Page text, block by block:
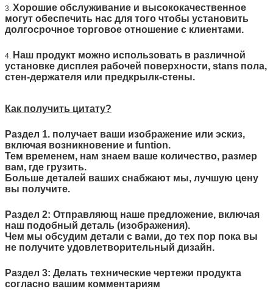
3. Хорошие обслуживание и высококачественное
могут обеспечить нас для того чтобы установить
долгосрочное торговое отношение с клиентами.
4. Наш продукт можно использовать в различной
установке дисплея рабочей поверхности, stans пола,
стен-держателя или предкрылк-стены.
Как получить цитату?
Раздел 1. получает ваши изображение или эскиз,
включая возникновение и funtion.
Тем временем, нам знаем ваше количество, размер
вам, где грузить.
Больше деталей ваших снабжают мы, лучшую цену
вы получите.
Раздел 2: Отправляющ наше предложение, включая
наш подобный деталь (изображения).
Чем мы обсудим детали с вами, до тех пор пока вы
не получите удовлетворительный дизайн.
Раздел 3: Делать технические чертежи продукта
согласно вашим комментариям